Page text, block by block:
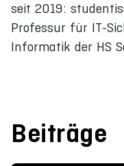
seit 2019:
Professur für IT-
Informatik der HS
Beiträge